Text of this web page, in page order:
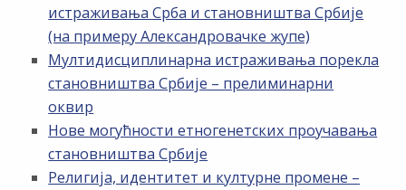
истраживања Срба и становништва Србије
(на примеру Александровачке жупе)
Мултидисциплинарна истраживања порекла
становништва Србије – прелиминарни
оквир
Нове могућности етногенетских проучавања
становништва Србије
Религија, идентитет и културне промене –